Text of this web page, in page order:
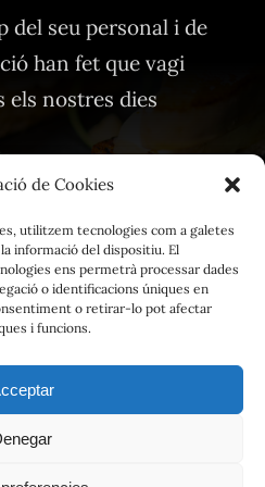
de Cookies
utilitzem tecnologies com a galetes
informació del dispositiu. El
ens permetrà processar dades
o identificacions úniques en
o retirar-lo pot afectar
i funcions.
del seu personal i de
han fet que vagi
nostres dies
Legal
privacitat
de cookies
|Atlàntida Vilassar de Mar